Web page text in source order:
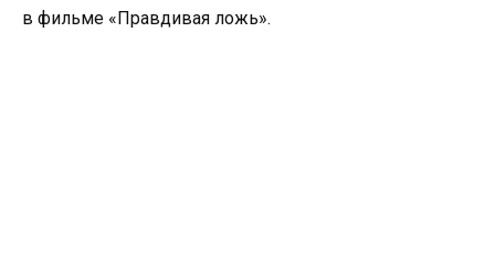
в фильме «Правдивая ложь».